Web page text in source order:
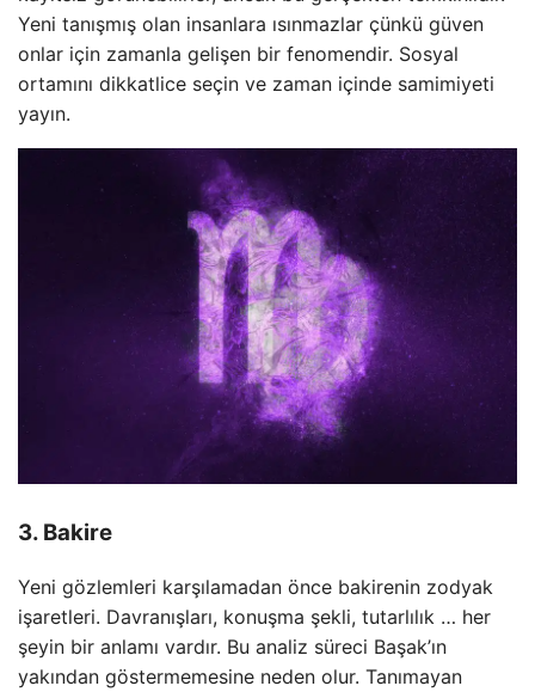
Yeni tanışmış olan insanlara ısınmazlar çünkü güven
onlar için zamanla gelişen bir fenomendir. Sosyal
ortamını dikkatlice seçin ve zaman içinde samimiyeti
yayın.
3. Bakire
Yeni gözlemleri karşılamadan önce bakirenin zodyak
işaretleri. Davranışları, konuşma şekli, tutarlılık … her
şeyin bir anlamı vardır. Bu analiz süreci Başak’ın
yakından göstermemesine neden olur. Tanımayan